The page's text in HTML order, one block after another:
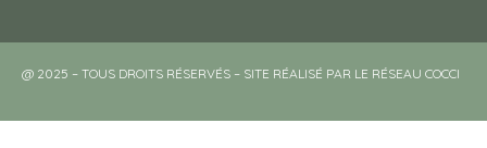
@ 2025 – TOUS DROITS RÉSERVÉS – SITE RÉALISÉ PAR LE RÉSEAU COCCI